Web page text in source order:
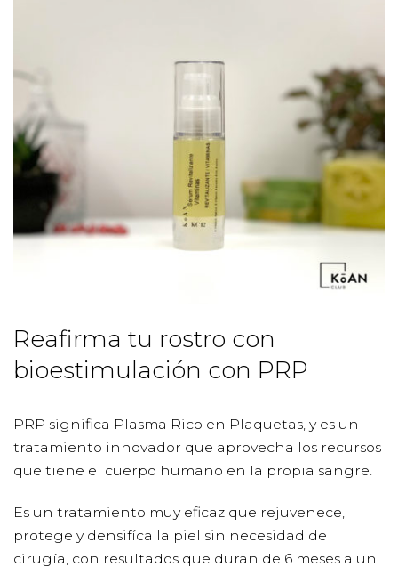
Reafirma tu rostro con
bioestimulación con PRP
PRP significa Plasma Rico en Plaquetas, y es un
tratamiento innovador que aprovecha los recursos
que tiene el cuerpo humano en la propia sangre.
Es un tratamiento muy eficaz que rejuvenece,
protege y densifíca la piel sin necesidad de
cirugía, con resultados que duran de 6 meses a un